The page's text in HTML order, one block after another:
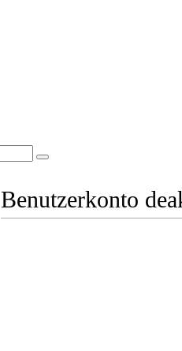
Benutzerkonto